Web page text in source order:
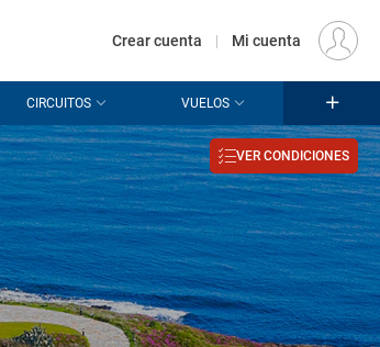
EUR
Crear cuenta | Mi cuenta
CIRCUITOS VUELOS
VER CONDICIONES